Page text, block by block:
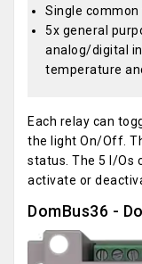
Single
5x general
analog/digital
temperature
Each relay can
the light On/Off.
status. The 5 I/Os
activate or
DomBus36 -